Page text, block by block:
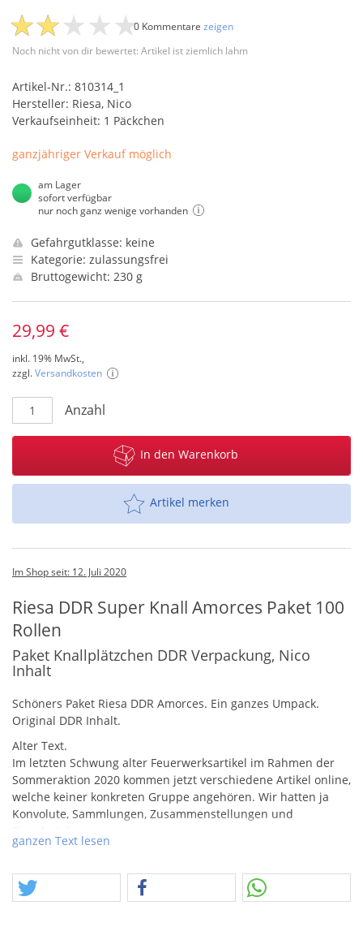
Noch nicht von dir bewertet: Artikel ist ziemlich lahm
0 Kommentare zeigen
Artikel-Nr.: 810314_1
Hersteller: Riesa, Nico
Verkaufseinheit: 1 Päckchen
ganzjähriger Verkauf möglich
am Lager
sofort verfügbar
nur noch ganz wenige vorhanden
Gefahrgutklasse: keine
Kategorie: zulassungsfrei
Bruttogewicht: 230 g
29,99 €
inkl. 19% MwSt.,
zzgl.Versandkosten
Anzahl
In den Warenkorb
Artikel merken
Im Shop seit: 12. Juli 2020
Riesa DDR Super Knall Amorces Paket 100
Rollen
Paket Knallplätzchen DDR Verpackung, Nico
Inhalt
Schöners Paket Riesa DDR Amorces. Ein ganzes Umpack.
Original DDR Inhalt.
Alter Text.
Im letzten Schwung alter Feuerwerksartikel im Rahmen der
Sommeraktion 2020 kommen jetzt verschiedene Artikel online,
welche keiner konkreten Gruppe angehören. Wir hatten ja
Konvolute, Sammlungen, Zusammenstellungen und
Hier geht es aber nur um Knallplätzchen. Hier muss gesagt
sein, dass es sich um einen reinen Deko-Artikel handelt. Das
Umpackpapier, wurde mit nicht originalen Amorces befüllt,
ganzen Text lesen